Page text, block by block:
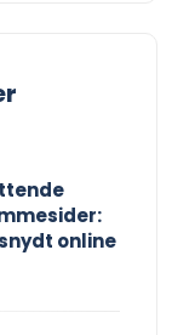
online